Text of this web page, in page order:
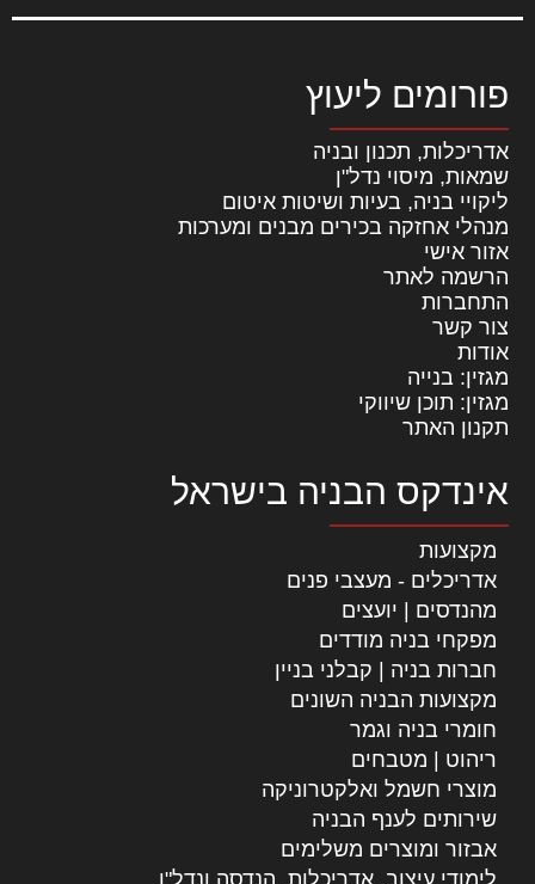
פורומים ליעוץ
אדריכלות, תכנון ובניה
שמאות, מיסוי נדל"ן
ליקויי בניה, בעיות ושיטות איטום
מנהלי אחזקה בכירים מבנים ומערכות
אזור אישי
הרשמה לאתר
התחברות
צור קשר
אודות
מגזין: בנייה
מגזין: תוכן שיווקי
תקנון האתר
אינדקס הבניה בישראל
מקצועות
אדריכלים - מעצבי פנים
מהנדסים | יועצים
מפקחי בניה מודדים
חברות בניה | קבלני בניין
מקצועות הבניה השונים
חומרי בניה וגמר
ריהוט | מטבחים
מוצרי חשמל ואלקטרוניקה
שירותים לענף הבניה
אבזור ומוצרים משלימים
לימודי עיצוב, אדריכלות, הנדסה ונדל"ן